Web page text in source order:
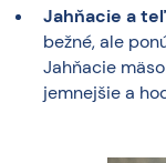
Jahňacie a
bežné, ale
Jahňacie
jemnejšie a